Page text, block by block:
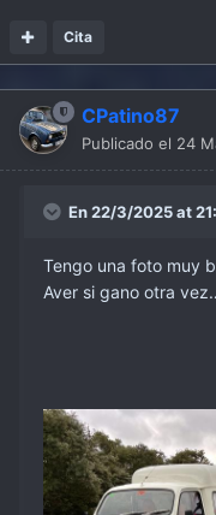
Cita
CPatino87
Publicado el 24
En 22/3/2025 at
Tengo una foto muy
Aver si gano otra